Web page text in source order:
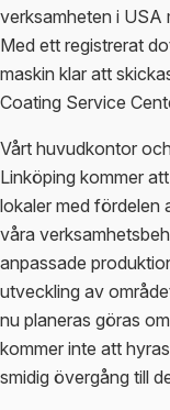
verksamheten i USA
Med ett registrerat
maskin klar att
Coating Service
Vårt huvudkontor
Linköping kommer
lokaler med fördelen
våra
anpassade
utveckling av
nu planeras göras
kommer inte att
smidig övergång till